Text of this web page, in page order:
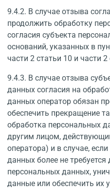
9.4.2. В случае отзыва
продолжить обработку
согласия субъекта
оснований, указанных в
части 2 статьи 10 и части
9.4.3. В случае отзыва
данных согласия на
данных оператор обязан
обеспечить прекращение
обработка персональных
другим лицом,
оператора) и в случае,
данных бо­лее не
персональных данных,
данные или обеспечить их